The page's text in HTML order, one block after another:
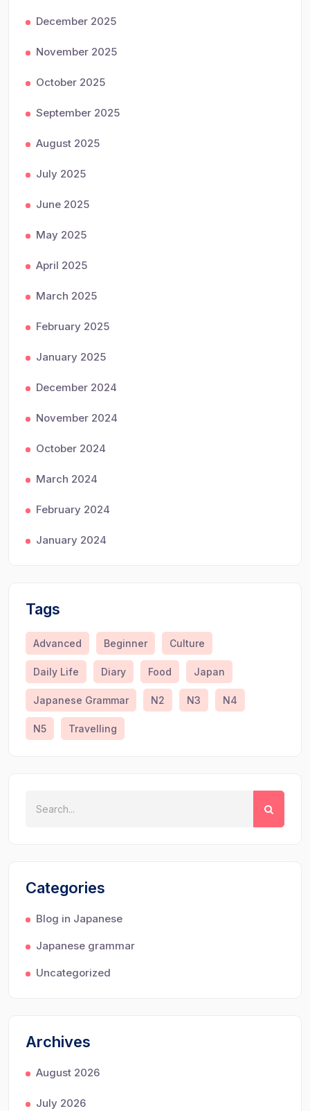
December 2025
November 2025
October 2025
September 2025
August 2025
July 2025
June 2025
May 2025
April 2025
March 2025
February 2025
January 2025
December 2024
November 2024
October 2024
March 2024
February 2024
January 2024
Tags
Advanced Beginner Culture
Daily Life Diary Food Japan
Japanese Grammar N2 N3 N4
N5 Travelling
Categories
Blog in Japanese
Japanese grammar
Uncategorized
Archives
August 2026
July 2026